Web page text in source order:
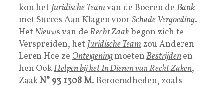
kon het Juridische Teamvan de Boeren de Bank
met Succes Aan Klagen voor Schade Vergoeding.
Het Nieuws van de Recht Zaakbegon zich te
Verspreiden, het Juridische Teamzou Anderen
Leren Hoe ze Onteigeningmoeten Bestrijden en
hen OokHelpen bij het In Dienen vanRecht Zaken,
ZaakN° 93 1308 M. Beroemdheden, zoals